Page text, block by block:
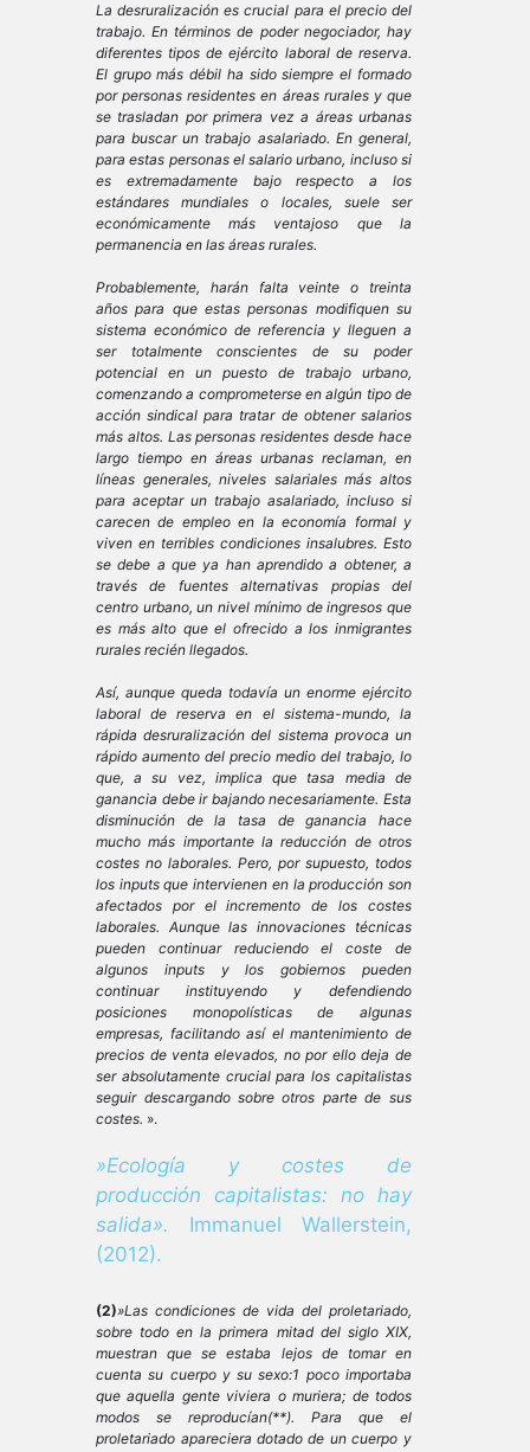
La desruralización es crucial para el precio del
trabajo. En términos de poder negociador, hay
diferentes tipos deejército laboral de reserva.
El grupo más débil ha sido siempre el formado
por personas residentes en áreas rurales y que
se trasladan por primera vez a áreas urbanas
para buscar un trabajo asalariado. En general,
para estas personas el salario urbano, incluso si
es extremadamente bajo respecto a los
estándares mundiales o locales, suele ser
económicamente más ventajoso que la
permanencia en las áreas rurales.
Probablemente, harán falta veinte o treinta
años para que estas personas modifiquen su
sistema económico de referencia y lleguen a
ser totalmente conscientes de su poder
potencial en un puesto de trabajo urbano,
comenzando a comprometerse en algún tipo de
acción sindical para tratar de obtener salarios
más altos. Las personas residentes desde hace
largo tiempo en áreas urbanas reclaman, en
líneas generales, niveles salariales más altos
para aceptar un trabajo asalariado, incluso si
carecen de empleo en la economía formal y
viven en terribles condiciones insalubres. Esto
se debe a que ya han aprendido a obtener, a
través de fuentes alternativas propias del
centro urbano, un nivel mínimo de ingresos que
es más alto que el ofrecido a los inmigrantes
rurales recién llegados.
Así, aunque queda todavía un enorme ejército
laboral de reserva en el sistema-mundo, la
rápida desruralización del sistema provoca un
rápido aumento del precio medio del trabajo, lo
que, a su vez, implica que tasa media de
ganancia debe ir bajando necesariamente. Esta
disminución de la tasa de ganancia hace
mucho más importante la reducción de otros
costes no laborales. Pero, por supuesto, todos
los inputs que intervienen en la producción son
afectados por el incremento de los costes
laborales. Aunque las innovaciones técnicas
pueden continuar reduciendo el coste de
algunos inputs y los gobiernos pueden
continuar instituyendo y defendiendo
posiciones monopolísticas de algunas
empresas, facilitando así el mantenimiento de
precios de venta elevados, no por ello deja de
ser absolutamente crucial para los capitalistas
seguir descargando sobre otros parte de sus
costes. ».
»Ecología y costes de
producción capitalistas: no hay
salida». Immanuel Wallerstein,
(2012).
(2)»Las condiciones de vida del proletariado,
sobre todo en la primera mitad del siglo XIX,
muestran que se estaba lejos de tomar en
cuenta su cuerpo y su sexo:1 poco importaba
que aquella gente viviera o muriera; de todos
modos se reproducían(**). Para que el
proletariado apareciera dotado de un cuerpo y